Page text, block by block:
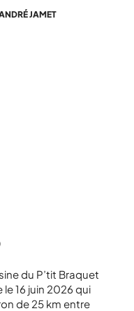
JAMET
du P’tit Braquet
le 16 juin 2026 qui
de 25 km entre